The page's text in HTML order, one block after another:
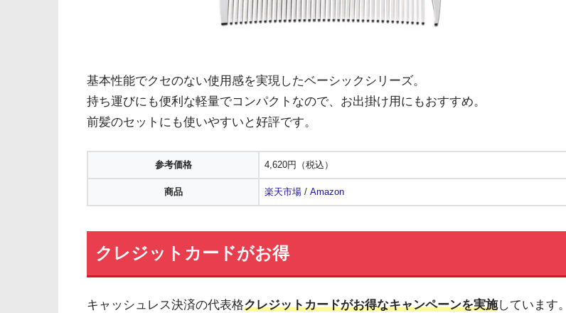
基本性能でクセのない使用感を実現したベーシックシリーズ。
持ち運びにも便利な軽量でコンパクトなので、お出掛け用にもおすすめ。
前髪のセットにも使いやすいと好評です。
参考価格 4,620円（税込）
商品 楽天市場 / Amazon
クレジットカードがお得
キャッシュレス決済の代表格クレジットカードがお得なキャンペーンを実施しています。